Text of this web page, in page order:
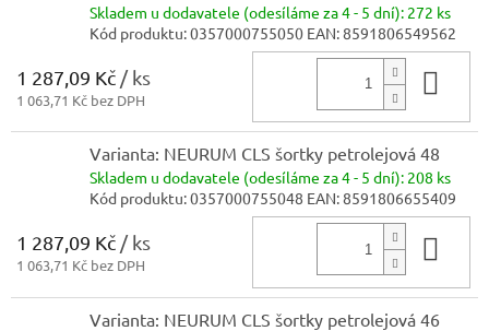
Skladem u dodavatele (odesíláme za 4 - 5 dní): 272 ks
Kód produktu:0357000755050 EAN:8591806549562
1 287,09 Kč / ks
1 063,71 Kč bez DPH
Varianta: NEURUM CLS šortky petrolejová 48
Skladem u dodavatele (odesíláme za 4 - 5 dní): 208 ks
Kód produktu:0357000755048 EAN:8591806655409
1 287,09 Kč / ks
1 063,71 Kč bez DPH
Varianta: NEURUM CLS šortky petrolejová 46